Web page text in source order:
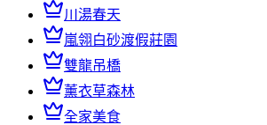
川湯春天
嵐翎白砂渡假莊園
雙龍吊橋
薰衣草森林
全家美食